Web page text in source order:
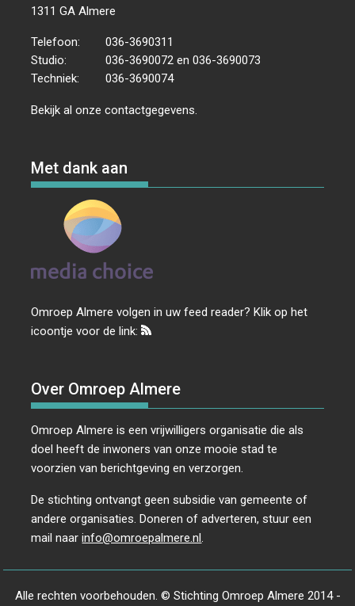
1311 GA Almere
Telefoon:
036-3690311
Studio:
036-3690072 en 036-3690073
Techniek:
036-3690074
Bekijk al onzecontactgegevens
Met dank aan
Omroep Almere volgen in uw feed reader? Klik op het
icoontje voor de link:
Over Omroep Almere
Omroep Almere is een vrijwilligers organisatie die als
doel heeft de inwoners van onze mooie stad te
voorzien van berichtgeving en verzorgen.
De stichting ontvangt geen subsidie van gemeente of
andere organisaties. Doneren of adverteren, stuur een
mail naarinfo@omroepalmere.nl.
Alle rechten voorbehouden. © Stichting Omroep Almere 2014 -